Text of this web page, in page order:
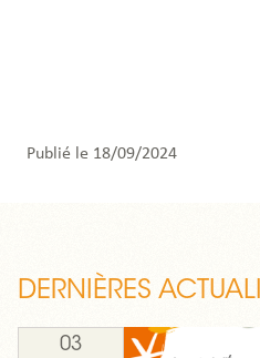
Publié le 18/09/2024
DERNIÈRES
03